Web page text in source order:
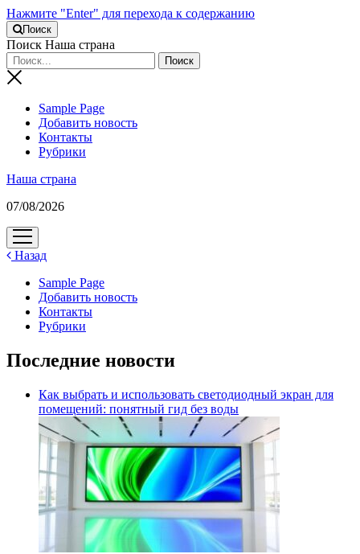
Нажмите "Enter" для перехода к содержанию
Поиск
Поиск Наша страна
Sample Page
Добавить новость
Контакты
Рубрики
Наша страна
07/08/2026
открыть
меню
Назад
Sample Page
Добавить новость
Контакты
Рубрики
Последние новости
Как выбрать и использовать светодиодный экран для
помещений: понятный гид без воды